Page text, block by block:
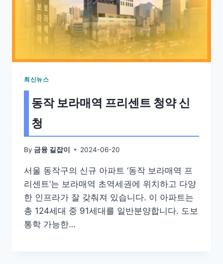
최신뉴스
동작 보라매역 프리센트 청약 신
청
By 금융 길잡이 2024-06-20
서울 동작구의 신규 아파트 ‘동작 보라매역 프
리센트’는 보라매역 초역세권에 위치하고 다양
한 인프라가 잘 갖춰져 있습니다. 이 아파트는
총 124세대 중 91세대를 일반분양합니다. 도보
통학 가능한…